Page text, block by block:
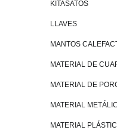
KITASATOS
LLAVES
MANTOS
MATERIAL DE
MATERIAL DE
MATERIAL
MATERIAL